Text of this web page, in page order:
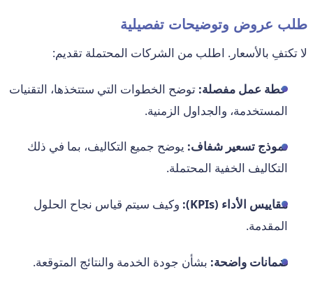
طلب عروض وتوضيحات تفصيلية
لا تكتفِ بالأسعار. اطلب من الشركات المحتملة تقديم:
خطة عمل مفصلة: توضح الخطوات التي ستتخذها، التقنيات
المستخدمة، والجداول الزمنية.
نموذج تسعير شفاف: يوضح جميع التكاليف، بما في ذلك
التكاليف الخفية المحتملة.
مقاييس الأداء (KPIs):
وكيف سيتم قياس نجاح الحلول
المقدمة.
ضمانات واضحة: بشأن جودة الخدمة والنتائج المتوقعة.